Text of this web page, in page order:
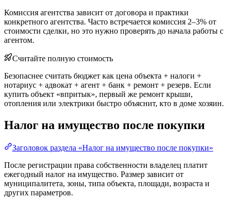
Комиссия агентства зависит от договора и практики
конкретного агентства. Часто встречается комиссия 2–3% от
стоимости сделки, но это нужно проверять до начала работы с
агентом.
Считайте полную стоимость
Безопаснее считать бюджет как цена объекта + налоги +
нотариус + адвокат + агент + банк + ремонт + резерв. Если
купить объект «впритык», первый же ремонт крыши,
отопления или электрики быстро объяснит, кто в доме хозяин.
Налог на имущество после покупки
Заголовок раздела «Налог на имущество после покупки»
После регистрации права собственности владелец платит
ежегодный налог на имущество. Размер зависит от
муниципалитета, зоны, типа объекта, площади, возраста и
других параметров.